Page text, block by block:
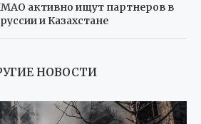
активно ищут партнеров в
и Казахстане
НОВОСТИ